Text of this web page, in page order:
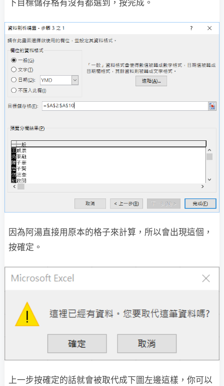
下目標儲存格有沒有都選到，按完成。
因為阿湯直接用原本的格子來計算，所以會出現這個，
按確定。
上一步按確定的話就會被取代成下圖左邊這樣，你可以